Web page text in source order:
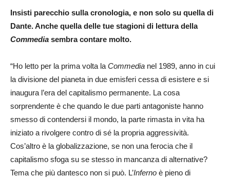
Insisti parecchio sulla cronologia, e non solo su quella di
Dante. Anche quella delle tue stagioni di lettura della
Commedia sembra contare molto.
“Ho letto per la prima volta la Commedia nel 1989, anno in cui
la divisione del pianeta in due emisferi cessa di esistere e si
inaugura l’era del capitalismo permanente. La cosa
sorprendente è che quando le due parti antagoniste hanno
smesso di contendersi il mondo, la parte rimasta in vita ha
iniziato a rivolgere contro di sé la propria aggressività.
Cos’altro è la globalizzazione, se non una ferocia che il
capitalismo sfoga su se stesso in mancanza di alternative?
Tema che più dantesco non si può. L’Inferno è pieno di